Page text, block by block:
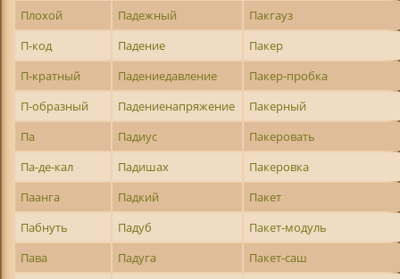
Плохой Падежный
Пакгауз
П-код
Падение
Пакер
П-кратный
Падениедавление
Пакер-пробка
П-образный
Падениенапряжение
Пакерный
Па
Падиус
Пакеровать
Па-де-кал
Падишах
Пакеровка
Паанга
Падкий
Пакет
Пабнуть
Падуб
Пакет-модуль
Пава
Падуга
Пакет-саш